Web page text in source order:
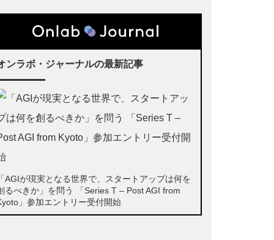
ンラボ・ジャーナルの最新記事
「AGIが現実となる世界で、スタートアップは何を
るべきか」を問う 「Series T – Post AGI from
」参加エントリー受付開始